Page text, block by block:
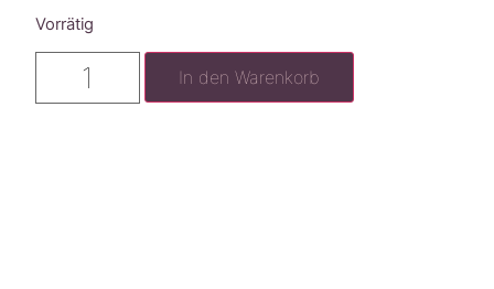
Vorrätig
In den Warenkorb